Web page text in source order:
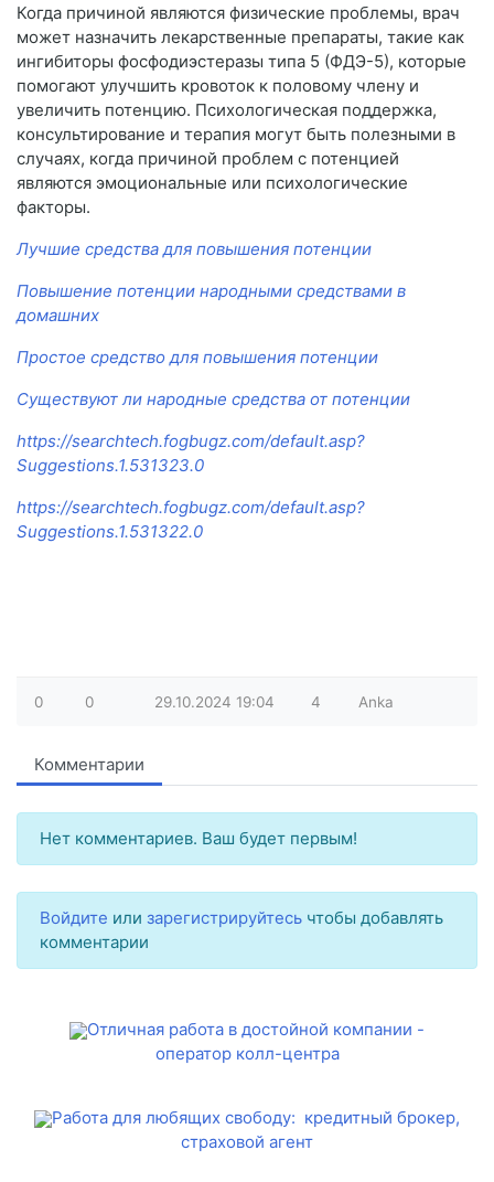
Когда причиной являются физические проблемы, врач
может назначить лекарственные препараты, такие как
ингибиторы фосфодиэстеразы типа 5 (ФДЭ-5), которые
помогают улучшить кровоток к половому члену и
увеличить потенцию. Психологическая поддержка,
консультирование и терапия могут быть полезными в
случаях, когда причиной проблем с потенцией
являются эмоциональные или психологические
факторы.
Лучшие средства для повышения потенции
Повышение потенции народными средствами в
домашних
Простое средство для повышения потенции
Существуют ли народные средства от потенции
https://searchtech.fogbugz.com/default.asp?
Suggestions.1.531323.0
https://searchtech.fogbugz.com/default.asp?
Suggestions.1.531322.0
0 0 29.10.2024 19:04 4 Anka
Комментарии
Нет комментариев. Ваш будет первым!
Войдите или зарегистрируйтесь чтобы добавлять
комментарии
Отличная работа в достойной компании -
оператор колл-центра
Работа для любящих свободу: кредитный брокер,
страховой агент